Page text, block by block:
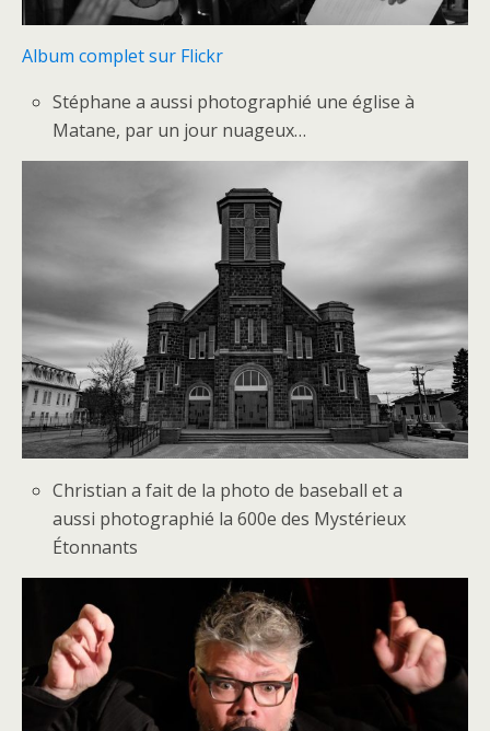
Album complet sur Flickr
Stéphane a aussi photographié une église à
Matane, par un jour nuageux…
Christian a fait de la photo de baseball et a
aussi photographié la 600e des Mystérieux
Étonnants